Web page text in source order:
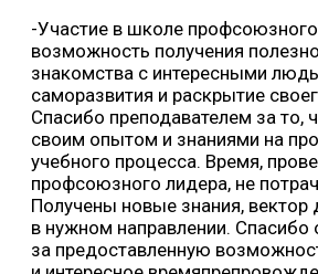
-Участие в школе
возможность получения
знакомства с интересными
саморазвития и раскрытие
Спасибо преподавателем за то,
своим опытом и знаниями на
учебного процесса. Время,
профсоюзного лидера, не
Получены новые знания, вектор
в нужном направлении. Спасибо
за предоставленную